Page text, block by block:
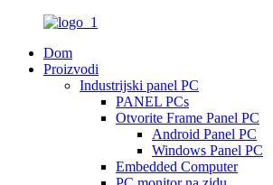
Dom
Proizvodi
Industrijski panel PC
PANEL PCs
Otvorite Frame Panel PC
Android Panel PC
Windows Panel PC
Embedded Computer